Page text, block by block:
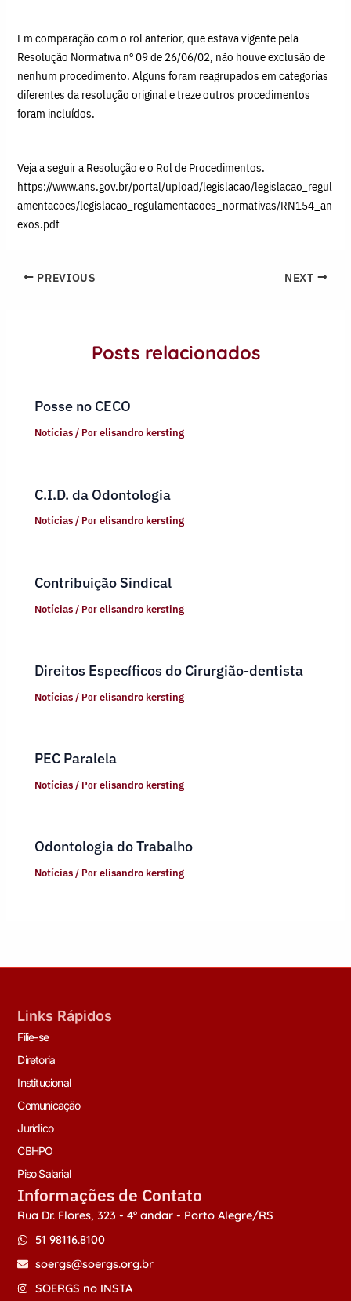
Em comparação com o rol anterior, que estava vigente pela
Resolução Normativa nº 09 de 26/06/02, não houve exclusão de
nenhum procedimento. Alguns foram reagrupados em categorias
diferentes da resolução original e treze outros procedimentos
foram incluídos.
Veja a seguir a Resolução e o Rol de Procedimentos.
https://www.ans.gov.br/portal/upload/legislacao/legislacao_regul
amentacoes/legislacao_regulamentacoes_normativas/RN154_an
exos.pdf
PREVIOUS NEXT
Posts relacionados
Posse no CECO
Notícias/ Porelisandro kersting
C.I.D. da Odontologia
Notícias/ Porelisandro kersting
Contribuição Sindical
Notícias/ Porelisandro kersting
Direitos Específicos do Cirurgião-dentista
Notícias/ Porelisandro kersting
PEC Paralela
Notícias/ Porelisandro kersting
Odontologia do Trabalho
Notícias/ Porelisandro kersting
Links Rápidos
Filie-se
Diretoria
Institucional
Comunicação
Jurídico
CBHPO
Piso Salarial
Informações de Contato
Rua Dr. Flores, 323 - 4º andar - Porto Alegre/RS
51 98116.8100
soergs@soergs.org.br
SOERGS no INSTA